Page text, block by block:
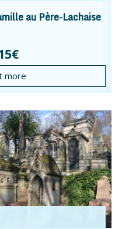
au Père-Lachaise
more